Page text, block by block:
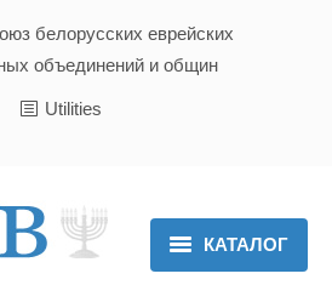
белорусских еврейских
объединений и общин
Utilities
КАТАЛОГ